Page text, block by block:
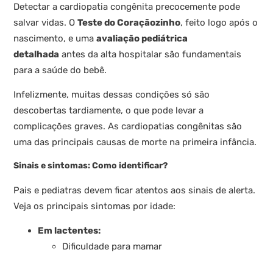
Detectar a cardiopatia congênita precocemente pode
salvar vidas. OTeste do Coraçãozinho, feito logo após o
nascimento, e umaavaliação pediátrica
detalhada antes da alta hospitalar são fundamentais
para a saúde do bebê.
Infelizmente, muitas dessas condições só são
descobertas tardiamente, o que pode levar a
complicações graves. As cardiopatias congênitas são
uma das principais causas de morte na primeira infância.
Sinais e sintomas: Como identificar?
Pais e pediatras devem ficar atentos aos sinais de alerta.
Veja os principais sintomas por idade:
Em lactentes:
Dificuldade para mamar